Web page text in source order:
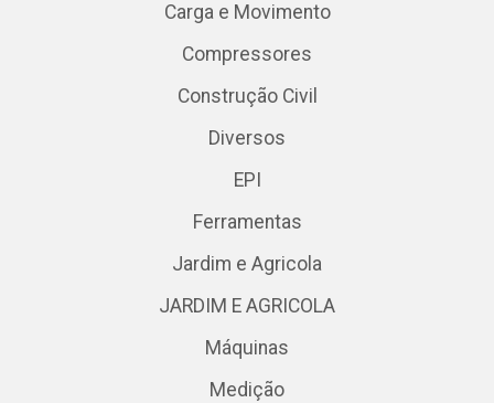
Carga e Movimento
Compressores
Construção Civil
Diversos
EPI
Ferramentas
Jardim e Agricola
JARDIM E AGRICOLA
Máquinas
Medição